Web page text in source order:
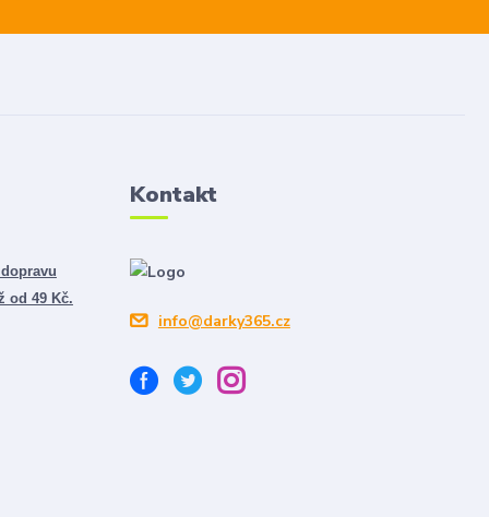
od 49 Kč.
Kontakt
info@darky365.cz